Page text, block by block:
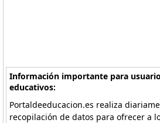
Información importante para
educativos:
Portaldeeducacion.es realiza
recopilación de datos para ofrecer a